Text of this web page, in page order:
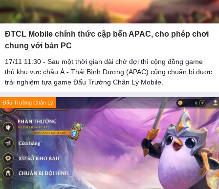
ĐTCL Mobile chính thức cập bến APAC, cho phép chơi
chung với bản PC
17/11 11:30 - Sau một thời gian dài chờ đợi thì cộng đồng game
thủ khu vực châu Á - Thái Bình Dương (APAC) cũng chuẩn bị được
trải nghiệm tựa game Đấu Trường Chân Lý Mobile.
Đấu Trường Chân Lý